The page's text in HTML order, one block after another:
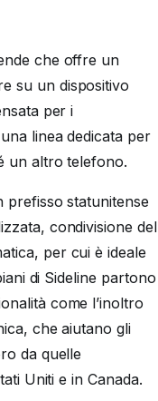
che offre un
su un dispositivo
per i
linea dedicata per
un altro telefono.
statunitense
condivisione del
per cui è ideale
di Sideline partono
come l’inoltro
che aiutano gli
da quelle
Uniti e in Canada.